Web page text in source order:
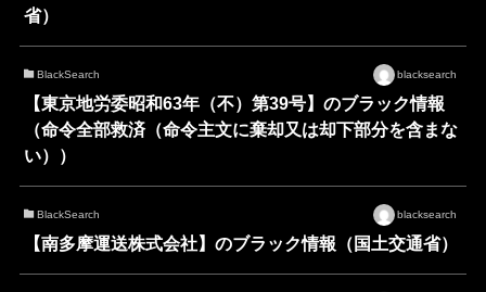
省）
BlackSearch blacksearch
【東京地労委昭和63年（不）第39号】のブラック情報
（命令全部救済（命令主文に棄却又は却下部分を含まな
い））
BlackSearch blacksearch
【南多摩運送株式会社】のブラック情報（国土交通省）